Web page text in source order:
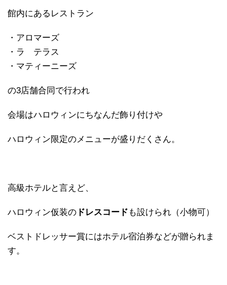
館内にあるレストラン
・アロマーズ
・ラ テラス
・マティーニーズ
の3店舗合同で行われ
会場はハロウィンにちなんだ飾り付けや
ハロウィン限定のメニューが盛りだくさん。
高級ホテルと言えど、
ハロウィン仮装の ドレスコード も設けられ（小物可）
ベストドレッサー賞にはホテル宿泊券などが贈られま
す。